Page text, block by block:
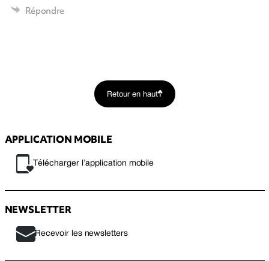
Répondre
Retour en haut
APPLICATION MOBILE
Télécharger l’application mobile
NEWSLETTER
Recevoir les newsletters